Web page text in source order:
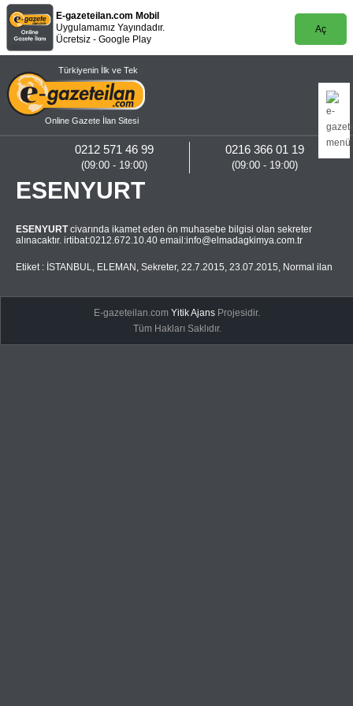
E-gazeteilan.com Mobil
Uygulamamız Yayındadır.
Ücretsiz - Google Play
Aç
Türkiyenin İlk ve Tek
Online Gazete İlan Sitesi
0216 366 01 19
(09:00 - 19:00)
0212 571 46 99
(09:00 - 19:00)
ESENYURT
ESENYURTcivarında ikamet eden ön muhasebe bilgisi olan sekreter
alınacaktır. irtibat:0212.672.10.40 email:info@elmadagkimya.com.tr
Etiket : İSTANBUL, ELEMAN , Sekreter, 22.7.2015, 23.07.2015, Normal ilan
E-gazeteilan.comYitik Ajans Projesidir.
Tüm Hakları Saklıdır.